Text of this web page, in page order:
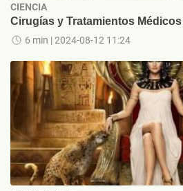
CIENCIA
Cirugías y Tratamientos
6 min | 2024-08-12 11:24